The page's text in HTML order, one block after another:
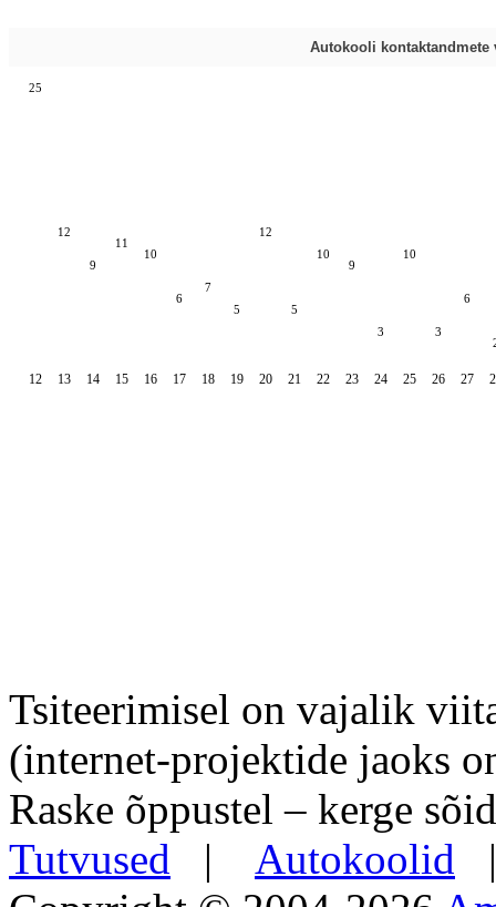
Autokooli
25
12
12
13
9
14
11
15
10
16
6
17
7
18
5
19
12
20
5
21
10
22
9
23
3
24
10
25
3
26
6
27
Tsiteerimisel on vajalik
(internet-projektide jaoks
Raske õppustel – kerge
Tutvused | Autokoolid